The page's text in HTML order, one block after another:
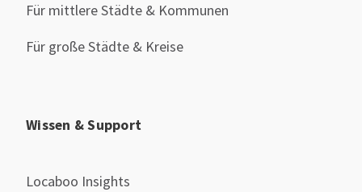
Für mittlere Städte & Kommunen
Für große Städte & Kreise
Wissen & Support
Locaboo Insights